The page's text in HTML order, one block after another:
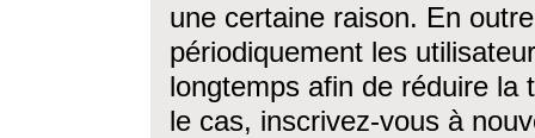
une certaine raison. En
périodiquement les
longtemps afin de réduire la
le cas, inscrivez-vous à